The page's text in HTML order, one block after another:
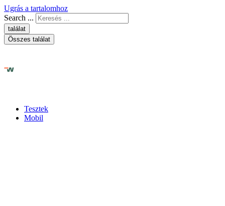
Ugrás a tartalomhoz
Search ...
találat
Összes találat
Tesztek
Mobil